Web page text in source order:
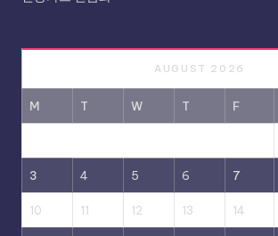
AUGUST 2026
M T W T F
3 4 5 6 7
10 11 12 13 14